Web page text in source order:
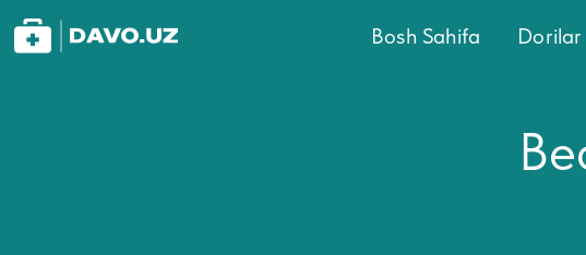
Bosh Sahifa Dorilar